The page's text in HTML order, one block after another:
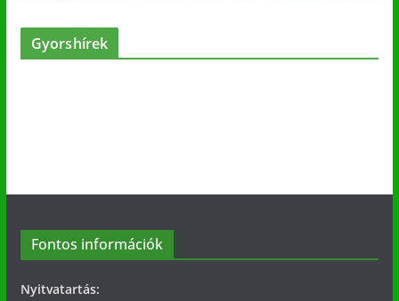
Gyorshírek
Fontos információk
Nyitvatartás: